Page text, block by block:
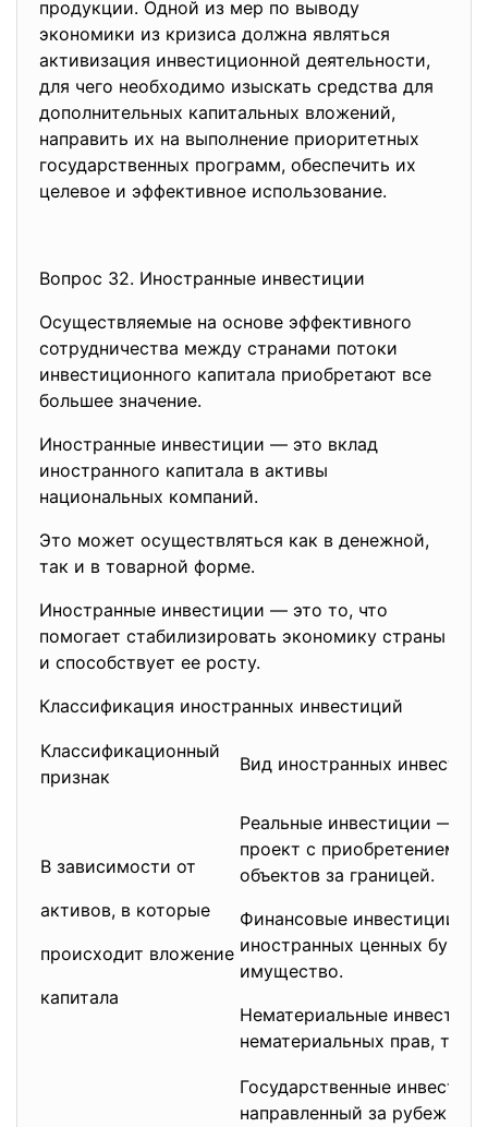
продукции. Одной из мер по выводу
экономики из кризиса должна являться
активизация инвестиционной деятельности,
для чего необходимо изыскать средства для
дополнительных капитальных вложений,
направить их на выполнение приоритетных
государственных программ, обеспечить их
целевое и эффективное использование.
Вопрос 32. Иностранные инвестиции
Осуществляемые на основе эффективного
сотрудничества между странами потоки
инвестиционного капитала приобретают все
большее значение.
Иностранные инвестиции — это вклад
иностранного капитала в активы
национальных компаний.
Это может осуществляться как в денежной,
так и в товарной форме.
Иностранные инвестиции — это то, что
помогает стабилизировать экономику страны
и способствует ее росту.
Классификация иностранных инвестиций
Классификационный
признак
Вид иностранных
В зависимости от
активов, в которые
происходит вложение
капитала
Реальные инвестиции —
проект с приобретением
объектов за границей.
Финансовые инвестиции —
иностранных ценных
имущество.
Нематериальные
нематериальных прав, т. е.
Государственные
направленный за рубеж по